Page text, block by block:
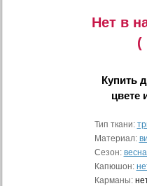
Нет в
(
Купить
цвете
Тип ткани:
Материал:
Сезон:
Капюшон:
Карманы: